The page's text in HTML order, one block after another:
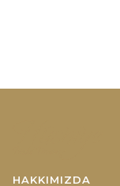
HAKKIMIZDA